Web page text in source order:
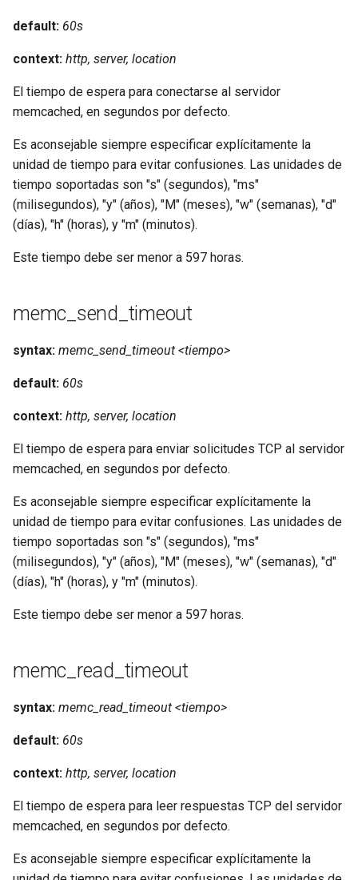
default: 60s
context: http, server, location
El tiempo de espera para conectarse al servidor
memcached, en segundos por defecto.
Es aconsejable siempre especificar explícitamente la
unidad de tiempo para evitar confusiones. Las unidades de
tiempo soportadas son "s" (segundos), "ms"
(milisegundos), "y" (años), "M" (meses), "w" (semanas), "d"
(días), "h" (horas), y "m" (minutos).
Este tiempo debe ser menor a 597 horas.
memc_send_timeout
syntax: memc_send_timeout <tiempo>
default: 60s
context: http, server, location
El tiempo de espera para enviar solicitudes TCP al servidor
memcached, en segundos por defecto.
Es aconsejable siempre especificar explícitamente la
unidad de tiempo para evitar confusiones. Las unidades de
tiempo soportadas son "s" (segundos), "ms"
(milisegundos), "y" (años), "M" (meses), "w" (semanas), "d"
(días), "h" (horas), y "m" (minutos).
Este tiempo debe ser menor a 597 horas.
memc_read_timeout
syntax: memc_read_timeout <tiempo>
default: 60s
context: http, server, location
El tiempo de espera para leer respuestas TCP del servidor
memcached, en segundos por defecto.
Es aconsejable siempre especificar explícitamente la